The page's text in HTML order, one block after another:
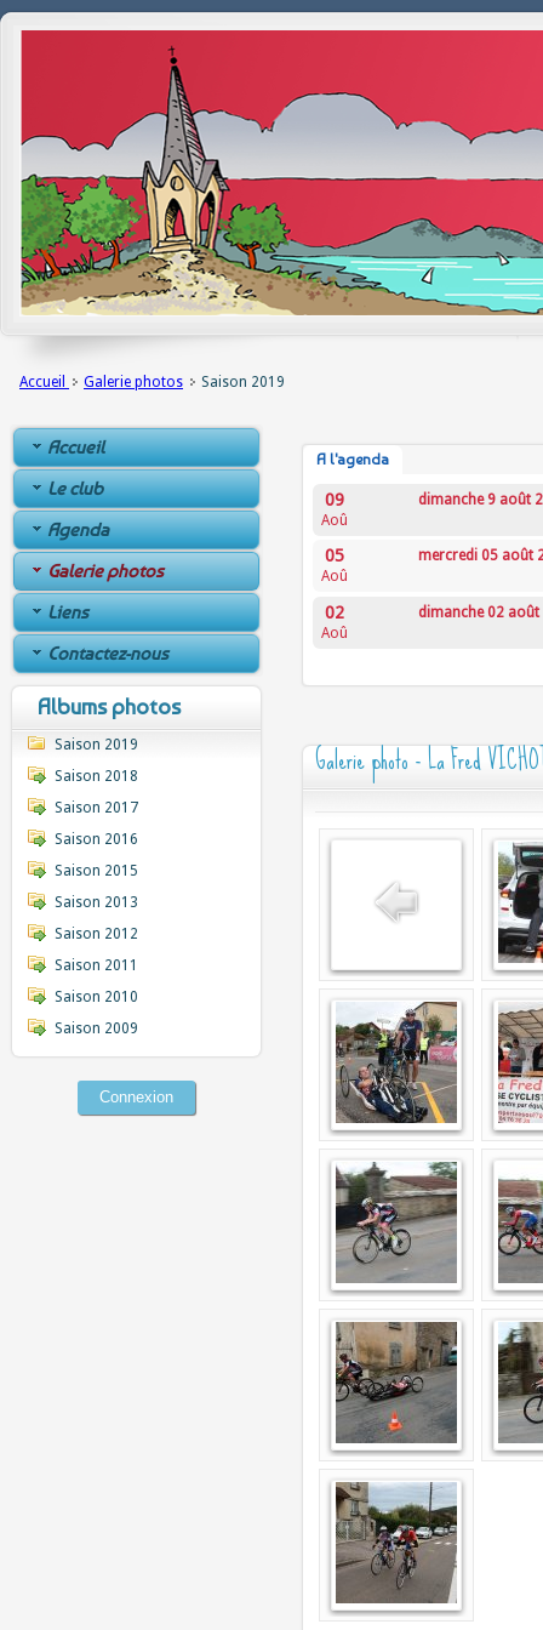
Accueil Galerie photos Saison 2019
Accueil
Le club
Agenda
Galerie photos
Liens
Contactez-nous
Albums photos
Saison 2019
Saison 2018
Saison 2017
Saison 2016
Saison 2015
Saison 2013
Saison 2012
Saison 2011
Saison 2010
Saison 2009
Connexion
A l'agenda
09
Aoû
dimanche 9 août
05
Aoû
mercredi 05 août
02
Aoû
dimanche 02 août
Galerie photo - La Fred